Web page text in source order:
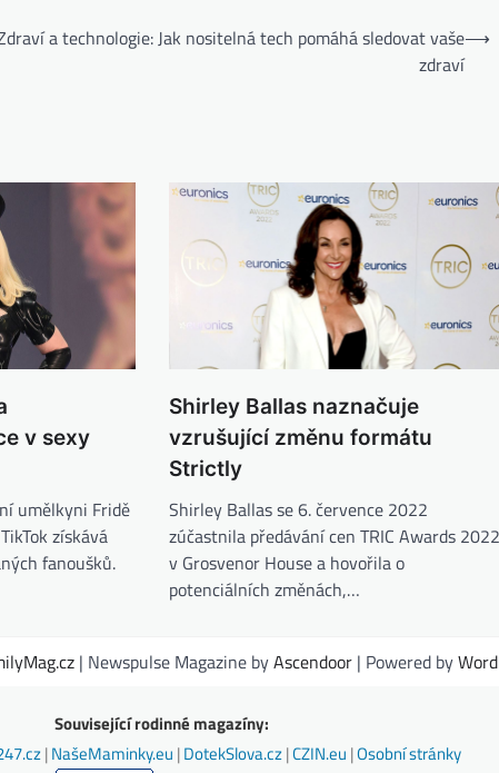
a technologie: Jak nositelná tech pomáhá sledovat vaše
zdraví
⟶
v sexy
umělkyni Fridě
získává
fanoušků.
Shirley Ballas naznačuje
vzrušující změnu formátu
Strictly
Shirley Ballas se 6. července 2022
zúčastnila předávání cen TRIC Awards 2022
v Grosvenor House a hovořila o
potenciálních změnách,…
| Newspulse Magazine byAscendoor | Powered by
Související rodinné magazíny:
|NašeMaminky.eu |DotekSlova.cz|CZIN.eu |Osobní stránky